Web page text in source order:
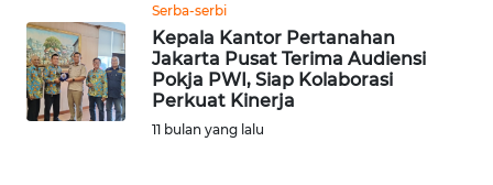
Serba-serbi
Kepala Kantor Pertanahan
Jakarta Pusat Terima Audiensi
Pokja PWI, Siap Kolaborasi
Perkuat Kinerja
11 bulan yang lalu
LESUNG
WN
KARO